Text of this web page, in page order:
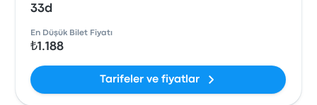
33d
En Düşük Bilet Fiyatı
₺1.188
Tarifeler ve fiyatlar